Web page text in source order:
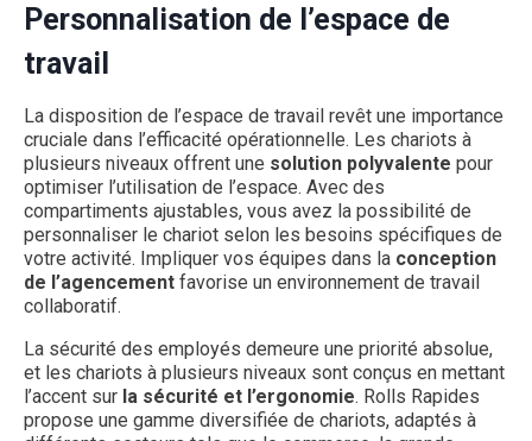
Personnalisation de l’espace de
travail
La disposition de l’espace de travail revêt une importance
cruciale dans l’efficacité opérationnelle. Les chariots à
plusieurs niveaux offrent une solution polyvalente pour
optimiser l’utilisation de l’espace. Avec des
compartiments ajustables, vous avez la possibilité de
personnaliser le chariot selon les besoins spécifiques de
votre activité. Impliquer vos équipes dans la conception
de l’agencement favorise un environnement de travail
collaboratif.
La sécurité des employés demeure une priorité absolue,
et les chariots à plusieurs niveaux sont conçus en mettant
l’accent sur la sécurité et l’ergonomie. Rolls Rapides
propose une gamme diversifiée de chariots, adaptés à